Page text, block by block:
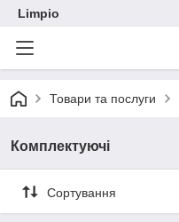
Limpio
Товари та послуги
Комплектуючі
Сортування